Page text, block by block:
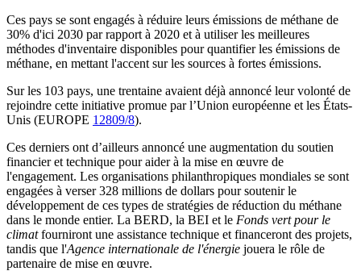
Ces pays se sont engagés à réduire leurs émissions de méthane de
30% d'ici 2030 par rapport à 2020 et à utiliser les meilleures
méthodes d'inventaire disponibles pour quantifier les émissions de
méthane, en mettant l'accent sur les sources à fortes émissions.
Sur les 103 pays, une trentaine avaient déjà annoncé leur volonté de
rejoindre cette initiative promue par l’Union européenne et les États-
Unis (EUROPE 12809/8).
Ces derniers ont d’ailleurs annoncé une augmentation du soutien
financier et technique pour aider à la mise en œuvre de
l'engagement. Les organisations philanthropiques mondiales se sont
engagées à verser 328 millions de dollars pour soutenir le
développement de ces types de stratégies de réduction du méthane
dans le monde entier. La BERD, la BEI et le Fonds vert pour le
climatfourniront une assistance technique et financeront des projets,
tandis que l'Agence internationale de l'énergie jouera le rôle de
partenaire de mise en œuvre.